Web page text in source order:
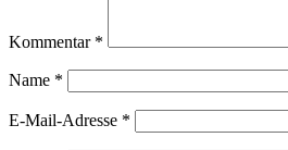
Kommentar *
Name *
E-Mail-Adresse *